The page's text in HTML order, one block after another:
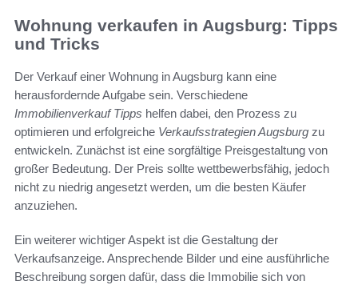
Wohnung verkaufen in Augsburg: Tipps
und Tricks
Der Verkauf einer Wohnung in Augsburg kann eine
herausfordernde Aufgabe sein. Verschiedene
Immobilienverkauf Tipps helfen dabei, den Prozess zu
optimieren und erfolgreiche Verkaufsstrategien Augsburg zu
entwickeln. Zunächst ist eine sorgfältige Preisgestaltung von
großer Bedeutung. Der Preis sollte wettbewerbsfähig, jedoch
nicht zu niedrig angesetzt werden, um die besten Käufer
anzuziehen.
Ein weiterer wichtiger Aspekt ist die Gestaltung der
Verkaufsanzeige. Ansprechende Bilder und eine ausführliche
Beschreibung sorgen dafür, dass die Immobilie sich von